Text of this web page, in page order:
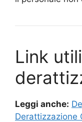
Link
Leggi anche:
Derattizzazione